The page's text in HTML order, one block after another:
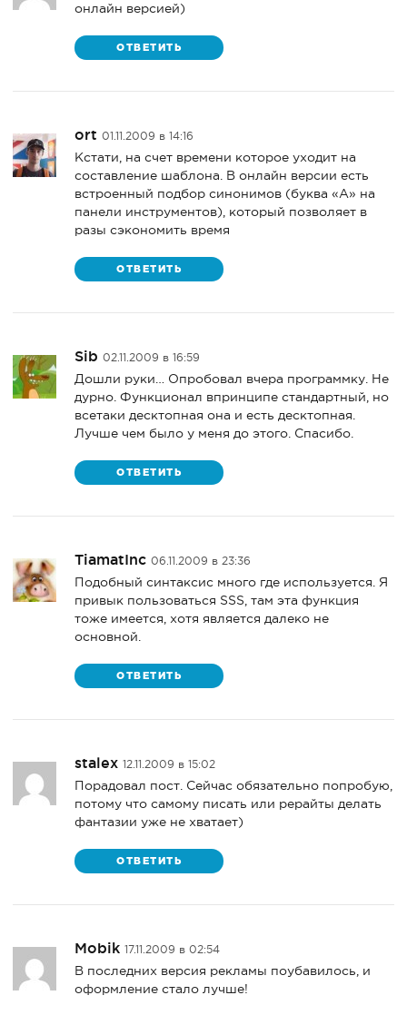
онлайн версией)
ОТВЕТИТЬ
ort01.11.2009 в 14:16
Кстати, на счет времени которое уходит на
составление шаблона. В онлайн версии есть
встроенный подбор синонимов (буква «А» на
панели инструментов), который позволяет в
разы сэкономить время
ОТВЕТИТЬ
Sib02.11.2009 в 16:59
Дошли руки… Опробовал вчера программку. Не
дурно. Функционал впринципе стандартный, но
всетаки десктопная она и есть десктопная.
Лучше чем было у меня до этого. Спасибо.
ОТВЕТИТЬ
TiamatInc06.11.2009 в 23:36
Подобный синтаксис много где используется. Я
привык пользоваться SSS, там эта функция
тоже имеется, хотя является далеко не
основной.
ОТВЕТИТЬ
stalex12.11.2009 в 15:02
Порадовал пост. Сейчас обязательно попробую,
потому что самому писать или рерайты делать
фантазии уже не хватает)
ОТВЕТИТЬ
Mobik17.11.2009 в 02:54
В последних версия рекламы поубавилось, и
оформление стало лучше!